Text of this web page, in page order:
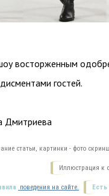
восторженным
гостей.
Дмитриева
статьи, картинки - фото
Иллюстрация к
поведения на сайте.